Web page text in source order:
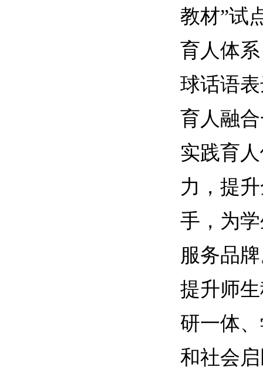
教材”试
育人体
球话语
育人融
实践育
力，提
手，为
服务品
提升师
研一体
和社会